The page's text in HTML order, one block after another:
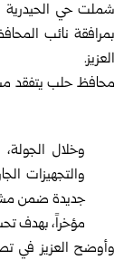
شملت حي الحيدرية
بمرافقة نائب
العزيز.
وخلال
والتجهيزات
جديدة ضمن
مؤخراً، بهدف
وأوضح العزيز في